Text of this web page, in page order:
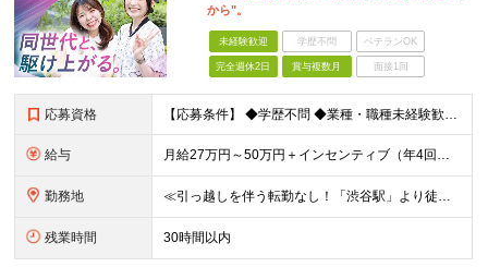
から"。
未経験歓迎 学歴不問 ベテランOK
完全週休2日 賞与複数月 面接1回
応募資格 【応募条件】 ◆学歴不問 ◆業種・職種未経験歓迎 ◆35歳以下の方（※若年層の長期キャリア形成のため） ＼入社者の多くが"人と関わる仕事"出身です！／ 「今の環境より、もっと成果にコミットしたい」
給与 月給27万円～50万円＋インセンティブ（年4回／社内規定による）＋業績賞与（年1回） ※固定残業代(月35時間分/58,000円~)を含みます。超過分は別途支給。 ※残業平均時間：25時間以内 ※経験
勤務地 ≪引っ越しを伴う転勤なし！「渋谷駅」より徒歩5分≫ 【東京本社】 東京都渋谷区渋谷2丁目16-1 Daiwa渋谷宮益坂ビル5階 (変更の範囲)上記を除く当社関連勤務地
残業時間 30時間以内